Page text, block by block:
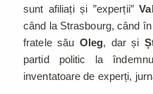
sunt afiliați și ”experții”
când la Strasbourg, când
fratele său Oleg, dar și
partid politic la
inventatoare de experți,